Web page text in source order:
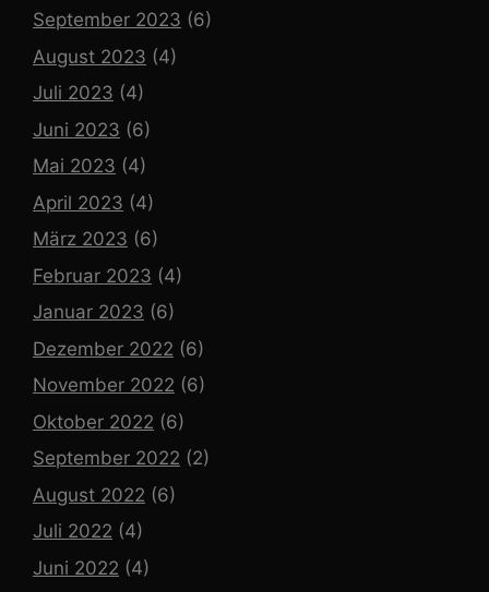
September 2023 (6)
August 2023 (4)
Juli 2023 (4)
Juni 2023 (6)
Mai 2023 (4)
April 2023 (4)
März 2023 (6)
Februar 2023 (4)
Januar 2023 (6)
Dezember 2022 (6)
November 2022 (6)
Oktober 2022 (6)
September 2022 (2)
August 2022 (6)
Juli 2022 (4)
Juni 2022 (4)